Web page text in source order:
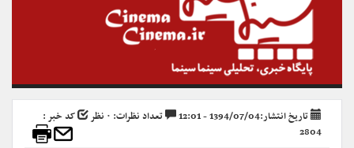
تاریخ انتشار:1394/07/04 - 12:01 تعداد نظرات: ۰ نظر
کد خبر :
2804